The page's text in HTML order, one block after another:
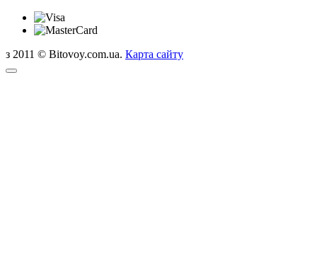
з 2011 © Bitovoy.com.ua. Карта сайту